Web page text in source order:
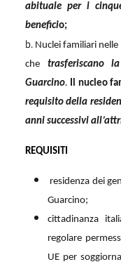
abituale per i
beneficio;
b. Nuclei familiari
che trasferiscano
Guarcino. Il nucleo
requisito della
anni successivi
REQUISITI
residenza dei
Guarcino;
cittadinanza
regolare
UE per